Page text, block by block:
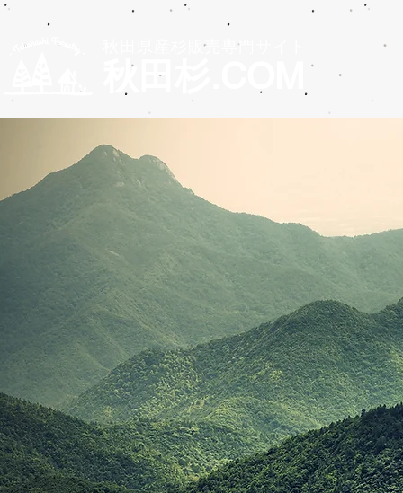
秋田杉.COM
秋田県産杉販売専門サイト